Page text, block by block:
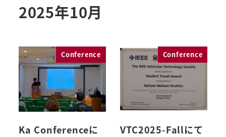
2025年10月
Conference
Ka Conferenceに
Conference
VTC2025-Fallにて